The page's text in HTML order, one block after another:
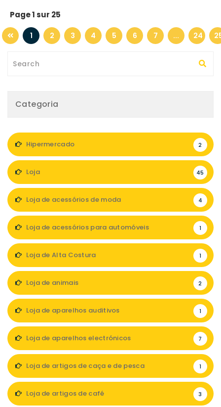
Page 1 sur 25
1 2 3 4 5 6 7 ... 24
Categoria
Hipermercado 2
Loja 45
Loja de acessórios de moda 4
Loja de acessórios para automóveis 1
Loja de Alta Costura 1
Loja de animais 2
Loja de aparelhos auditivos 1
Loja de aparelhos electrónicos 7
Loja de artigos de caça e de pesca 1
Loja de artigos de café 3